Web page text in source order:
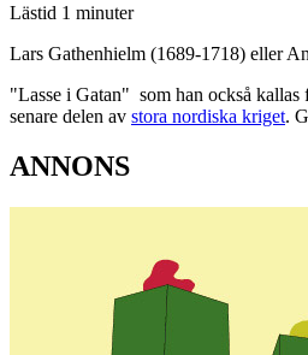
Lästid 1 minuter
Lars Gathenhielm (1689-1718) eller
"Lasse i Gatan" som han också
senare delen av stora nordiska kriget.
ANNONS